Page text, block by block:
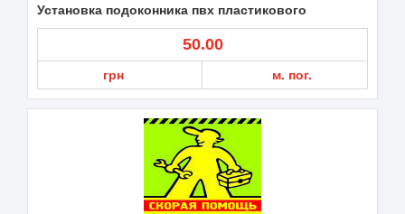
Установка подоконника пвх пластикового
50.00
грн м. пог.